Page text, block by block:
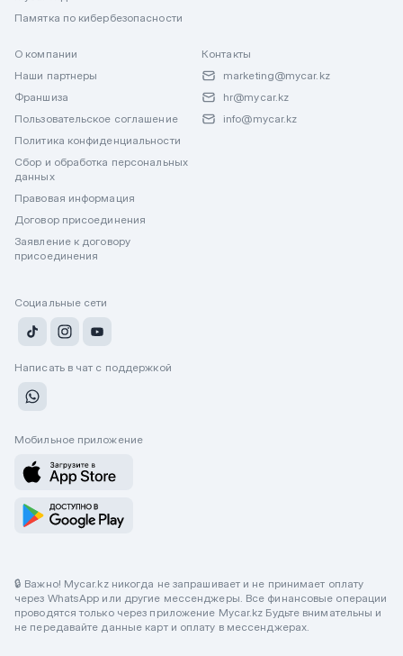
Памятка по кибербезопасности
О компании
Наши партнеры
Франшиза
Пользовательское соглашение
Политика конфиденциальности
Сбор и обработка персональных
данных
Правовая информация
Договор присоединения
Заявление к договору
присоединения
Контакты
marketing@mycar.kz
hr@mycar.kz
info@mycar.kz
Социальные сети
Написать в чат с поддержкой
Мобильное приложение
🔒 Важно! Mycar.kz никогда не запрашивает и не принимает оплату
через WhatsApp или другие мессенджеры. Все финансовые операции
проводятся только через приложение Mycar.kz Будьте внимательны и
не передавайте данные карт и оплату в мессенджерах.